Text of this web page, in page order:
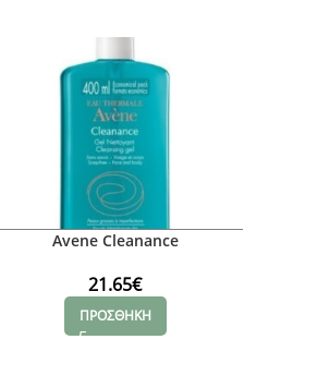
Avene Cleanance
21.65€
ΠΡΟΣΘΗΚΗ